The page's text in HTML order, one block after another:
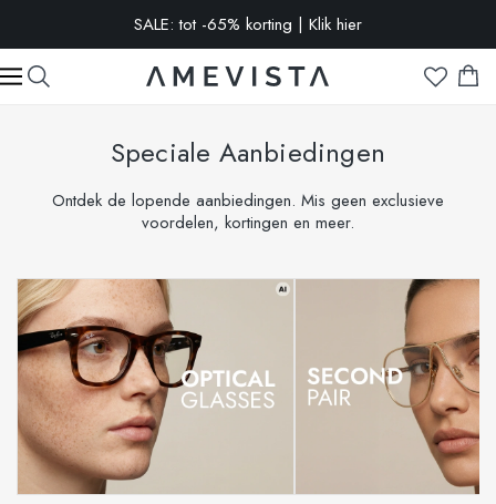
-10% extra op alle brillen met glazen op sterkte | Code:
VISION10
Speciale Aanbiedingen
Ontdek de lopende aanbiedingen. Mis geen exclusieve
voordelen, kortingen en meer.